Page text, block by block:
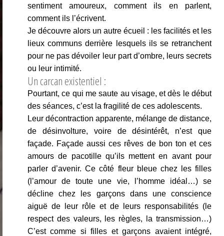
sentiment amoureux, comment ils en parlent,
comment ils l’écrivent.
Je découvre alors un autre écueil : les facilités et les
lieux communs derrière lesquels ils se retranchent
pour ne pas dévoiler leur part d’ombre, leurs secrets
ou leur intimité.
Un carcan existentiel :
Pourtant, ce qui me saute au visage, et dès le début
des séances, c’est la fragilité de ces adolescents.
Leur décontraction apparente, mélange de distance,
de désinvolture, voire de désintérêt, n’est que
façade. Façade aussi ces rêves de bon ton et ces
amours de pacotille qu’ils mettent en avant pour
parler d’avenir. Ce côté fleur bleue chez les filles
(l’amour de toute une vie, l’homme idéal…) se
décline chez les garçons dans une conscience
aiguë de leur rôle et de leurs responsabilités (le
respect des valeurs, les règles, la transmission…)
C’est comme si filles et garçons avaient intégré,